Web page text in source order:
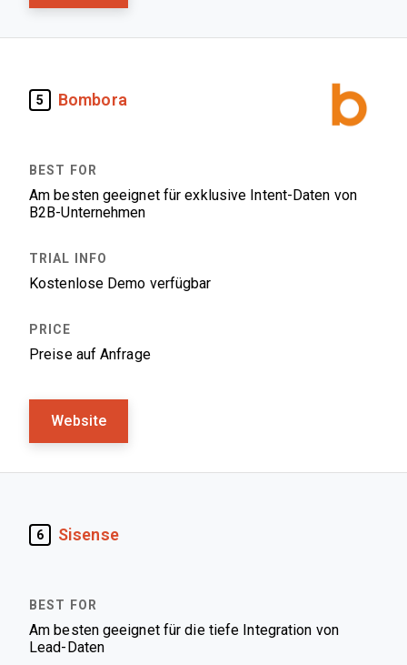
5 Bombora
Am besten geeignet für exklusive Intent-Daten von
B2B-Unternehmen
Kostenlose Demo verfügbar
Preise auf Anfrage
Website
6 Sisense
Am besten geeignet für die tiefe Integration von
Lead-Daten